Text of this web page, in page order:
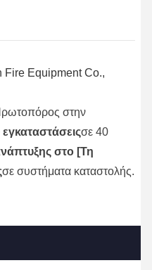
Equipment Co.,
στην
σε 40
στο [Τη
σε συστήματα καταστολής.